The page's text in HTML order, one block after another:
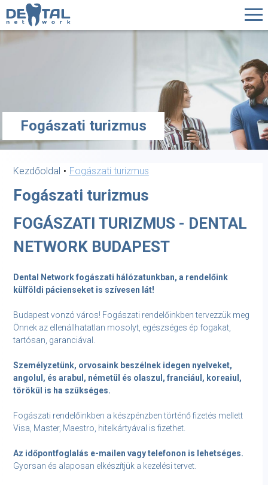
Fogászati turizmus
Kezdőoldal Fogászati turizmus
Fogászati turizmus
FOGÁSZATI TURIZMUS - DENTAL
NETWORK BUDAPEST
Dental Network fogászati hálózatunkban, a rendelőink
külföldi pácienseket is szívesen lát!
Budapest vonzó város! Fogászati rendelőinkben tervezzük meg
Önnek az ellenállhatatlan mosolyt, egészséges ép fogakat,
tartósan, garanciával.
Személyzetünk, orvosaink beszélnek idegen nyelveket,
angolul, és arabul, németül és olaszul, franciául, koreaiul,
törökül is ha szükséges.
Fogászati rendelőinkben a készpénzben történő fizetés mellett
Visa, Master, Maestro, hitelkártyával is fizethet.
Az időpontfoglalás e-mailen vagy telefonon is lehetséges.
Gyorsan és alaposan elkészítjük a kezelési tervet.